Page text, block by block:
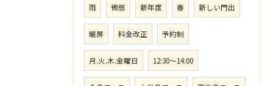
雨 微弱 新年度 春 新しい門出
暖房 料金改正 予約制
月.火.木.金曜日 12:30〜14:00